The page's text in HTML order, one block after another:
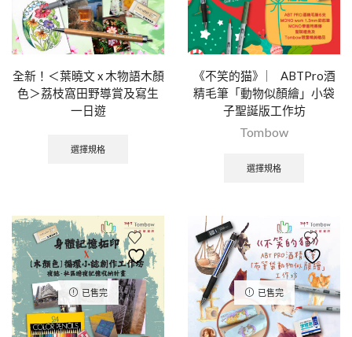
全新！＜葉曉文 x 木物語木顏
色＞荔枝窩田野導賞及寫生
一日遊
選擇規格
《不笑的猫》 ︳ ABTPro酒
精毛筆「動物似顏繪」小袋
子聖誕版工作坊
Tombow
選擇規格
已售完 已售完